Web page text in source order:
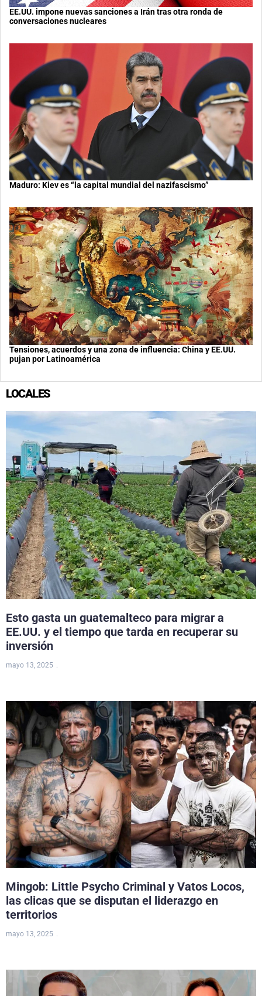
EE.UU. impone nuevas sanciones a Irán tras otra ronda de
conversaciones nucleares
Maduro: Kiev es “la capital mundial del nazifascismo”
Tensiones, acuerdos y una zona de influencia: China y EE.UU.
pujan por Latinoamérica
LOCALES
Esto gasta un guatemalteco para migrar a
EE.UU. y el tiempo que tarda en recuperar su
inversión
mayo 13, 2025
Mingob: Little Psycho Criminal y Vatos Locos,
las clicas que se disputan el liderazgo en
territorios
mayo 13, 2025